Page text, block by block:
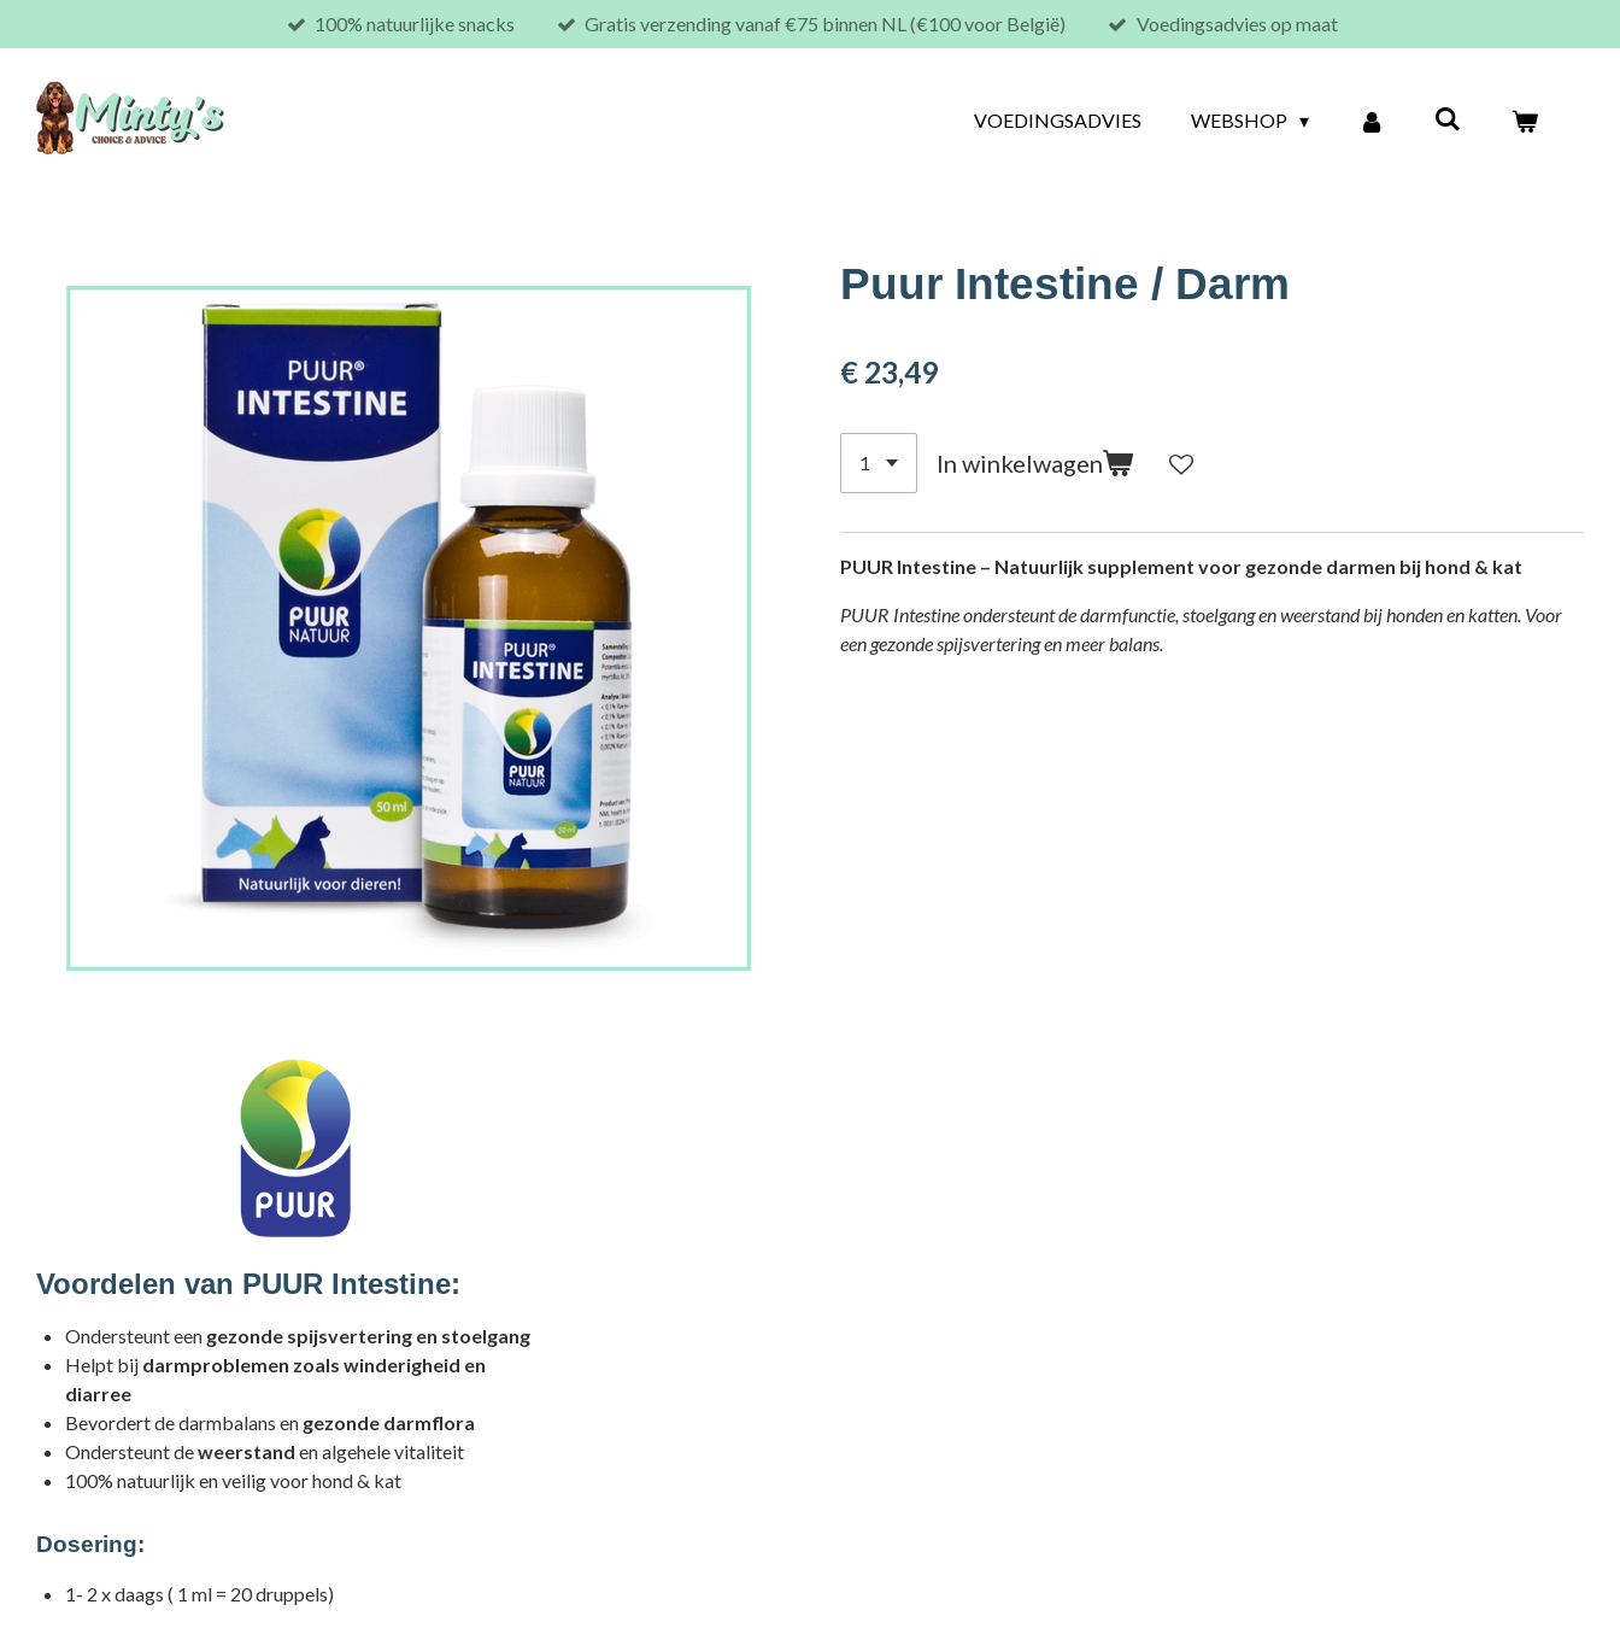
direct
naar
hoofdinhoud
100% natuurlijke snacks Gratis verzending vanaf €75 binnen NL (€100 voor België) Voedingsadvies op maat
VOEDINGSADVIES WEBSHOP
Puur Intestine / Darm
€ 23,49
In winkelwagen
PUUR Intestine – Natuurlijk supplement voor gezonde darmen bij hond & kat
PUUR Intestine ondersteunt de darmfunctie, stoelgang en weerstand bij honden en katten. Voor
een gezonde spijsvertering en meer balans.
Voordelen van PUUR Intestine:
Ondersteunt een gezonde spijsvertering en stoelgang
Helpt bij darmproblemen zoals winderigheid en
diarree
Bevordert de darmbalans en gezonde darmflora
Ondersteunt deweerstand en algehele vitaliteit
100% natuurlijk en veilig voor hond & kat
Dosering:
1- 2 x daags ( 1 ml = 20 druppels)